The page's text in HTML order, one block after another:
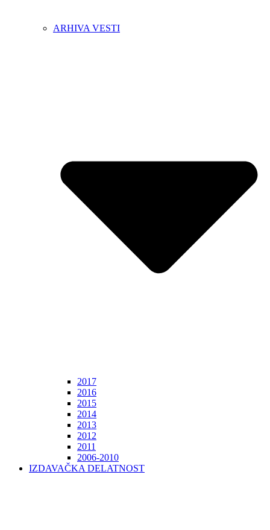
ARHIVA VESTI
2017
2016
2015
2014
2013
2012
2011
2006-2010
IZDAVAČKA DELATNOST